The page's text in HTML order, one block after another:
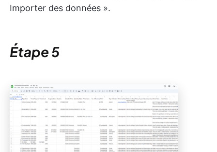
Importer des données ».
Étape 5